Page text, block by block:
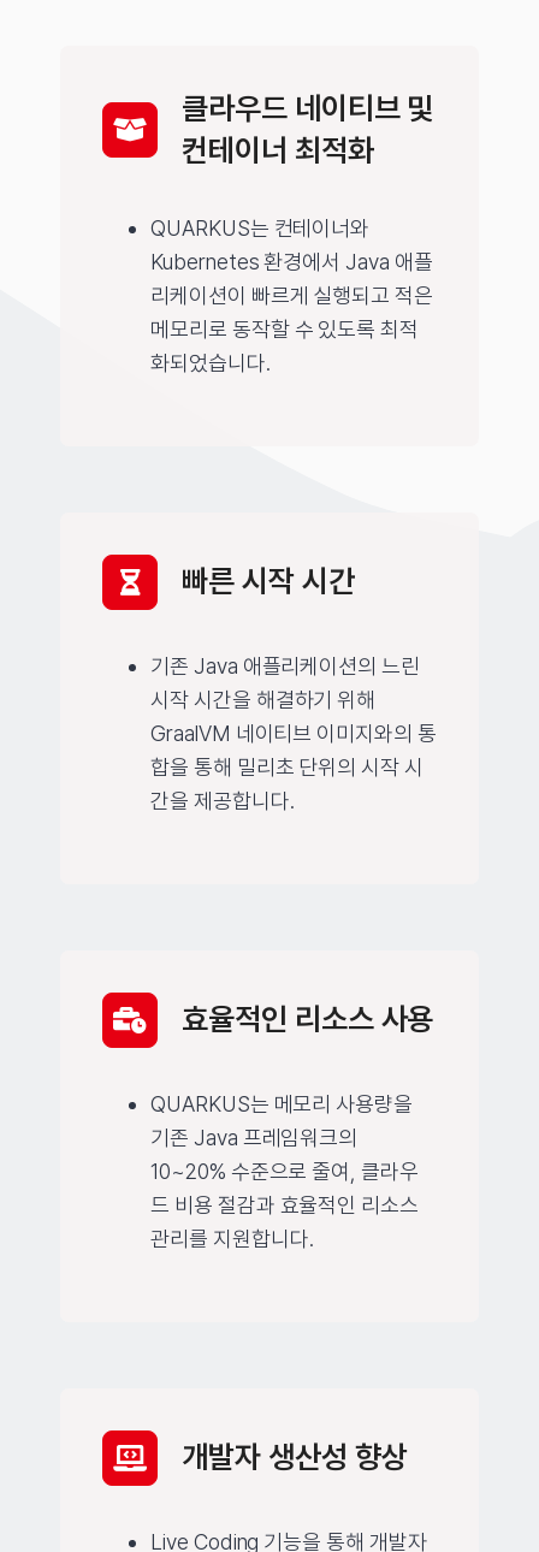
클라우드 네이티브 및
컨테이너 최적화
QUARKUS는 컨테이너와
Kubernetes 환경에서 Java 애플
리케이션이 빠르게 실행되고 적은
메모리로 동작할 수 있도록 최적
화되었습니다.
빠른 시작 시간
기존 Java 애플리케이션의 느린
시작 시간을 해결하기 위해
GraalVM 네이티브 이미지와의 통
합을 통해 밀리초 단위의 시작 시
간을 제공합니다.
효율적인 리소스 사용
QUARKUS는 메모리 사용량을
기존 Java 프레임워크의
10~20% 수준으로 줄여, 클라우
드 비용 절감과 효율적인 리소스
관리를 지원합니다.
개발자 생산성 향상
Live Coding 기능을 통해 개발자